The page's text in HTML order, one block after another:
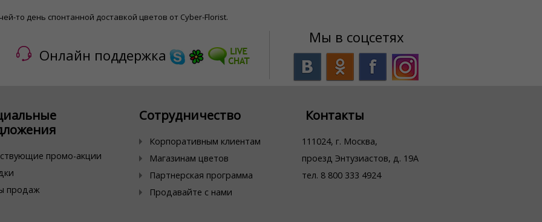
то день спонтанной доставкой цветов от Cyber-Florist.
Онлайн поддержка
Мы в соцсетях
промо-акции
продаж
Сотрудничество
Корпоративным клиентам
Магазинам цветов
Партнерская программа
Продавайте с нами
Контакты
111024, г. Москва,
проезд Энтузиастов, д. 19А
тел. 8 800 333 4924